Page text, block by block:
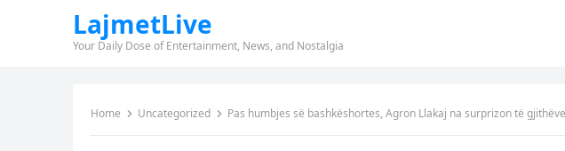
LajmetLive
Your Daily Dose of Entertainment, News, and Nostalgia
Home Uncategorized Pas humbjes së bashkëshortes, Agron Llakaj na surprizon të gjithëve me